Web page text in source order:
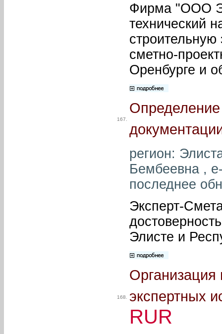
Фирма "ООО
технический
строительную
сметно-
Оренбурге и
167.
Определение
регион:
Бембеевна ,
последнее
Эксперт-
Элисте и
168.
Организация
экспертных
RUR